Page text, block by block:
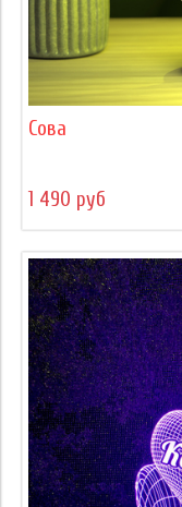
Сова
1 490 руб